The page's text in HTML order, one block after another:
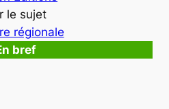
le sujet
régionale
bref